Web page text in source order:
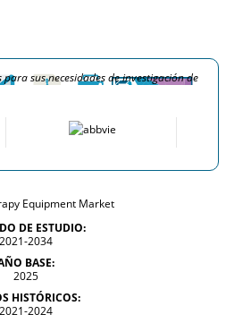
sus necesidades de investigación de
DE ESTUDIO:
2021-2034
BASE:
2025
HISTÓRICOS:
2021-2024